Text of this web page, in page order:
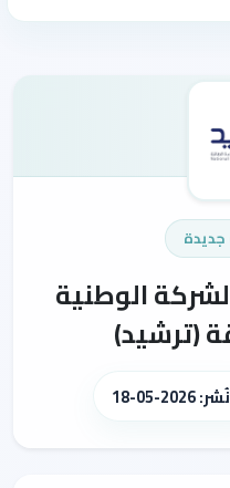
الوطنية
(ترشيد)
نُشر: 2026-05-18